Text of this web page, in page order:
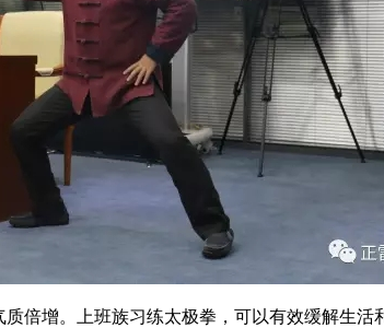
增。上班族习练太极拳，可以有效缓解生活